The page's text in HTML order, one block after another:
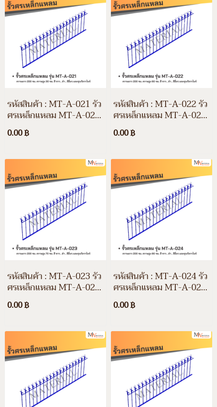
รหัสสินค้า : MT-A-021 รั้ว
ศรเหล็กแหลม MT-A-021
ความยาว 200 ซม. ความสูง
30 ซม. สีขาว สีดำ สีอื่นๆ
0.00 ฿
รหัสสินค้า : MT-A-022 รั้ว
ศรเหล็กแหลม MT-A-022
ความยาว 200 ซม. ความสูง
60 ซม. สีขาว สีดำ สีอื่นๆ
0.00 ฿
รหัสสินค้า : MT-A-023 รั้ว
ศรเหล็กแหลม MT-A-023
ความยาว 200 ซม. ความสูง
70 ซม. สีขาว สีดำ สีอื่นๆ
0.00 ฿
รหัสสินค้า : MT-A-024 รั้ว
ศรเหล็กแหลม MT-A-024
ความยาว 200 ซม. ความสูง
80 ซม. สีขาว สีดำ สีอื่นๆ
0.00 ฿